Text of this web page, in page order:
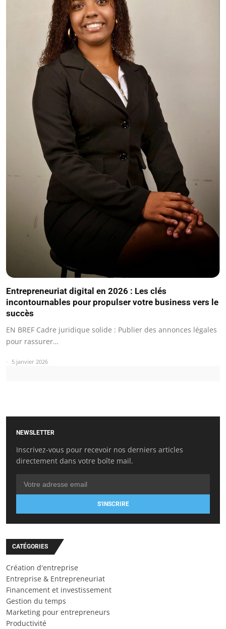
Entrepreneuriat digital en 2026 : Les clés
incontournables pour propulser votre business vers le
succès
EN BREF Cadre juridique solide : Publier des annonces légales
pour rassurer…
5 janvier 2026
NEWSLETTER
Inscrivez-vous pour recevoir nos derniers articles
directement dans votre boîte mail.
S'INSCRIRE
CATÉGORIES
Création d'entreprise
Entreprise & Entrepreneuriat
Financement et investissement
Gestion du temps
Marketing pour entrepreneurs
Productivité